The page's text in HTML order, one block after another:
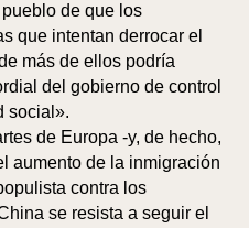
de que los
que intentan derrocar el
más de ellos podría
del gobierno de control
social».
de Europa -y, de hecho,
aumento de la inmigración
contra los
se resista a seguir el